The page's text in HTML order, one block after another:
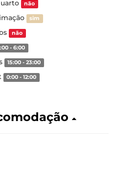
não
sim
não
- 6:00
15:00 - 23:00
0:00 - 12:00